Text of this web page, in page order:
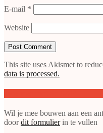
E-mail *
Website
This site uses Akismet to
data is processed.
Wil je mee bouwen aan een
doordit formulierin te vullen